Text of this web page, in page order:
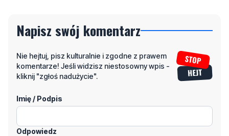
Napisz swój komentarz
Nie hejtuj, pisz kulturalnie i zgodne z prawem
komentarze! Jeśli widzisz niestosowny wpis -
kliknij "zgłoś nadużycie".
Imię / Podpis
Odpowiedz